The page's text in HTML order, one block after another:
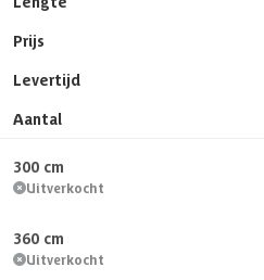
Prijs
Levertijd
Aantal
300 cm
Uitverkocht
360 cm
Uitverkocht